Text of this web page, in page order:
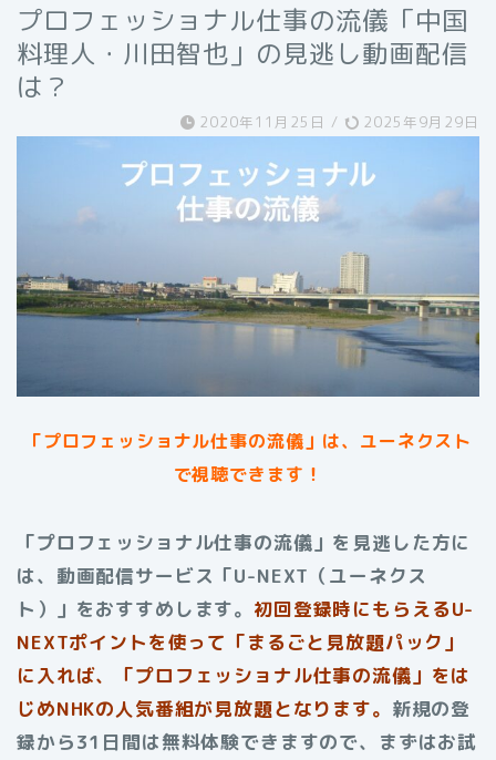
プロフェッショナル仕事の流儀「中国
料理人・川田智也」の見逃し動画配信
は？
2020年11月25日 / 2025年9月29日
「プロフェッショナル仕事の流儀」は、ユーネクスト
で視聴できます！
「プロフェッショナル仕事の流儀」を見逃した方に
は、動画配信サービス「U-NEXT（ユーネクス
ト）」をおすすめします。 初回登録時にもらえるU-
NEXTポイントを使って「まるごと見放題パック」
に入れば、「プロフェッショナル仕事の流儀」をは
じめNHKの人気番組が見放題となります。 新規の登
録から31日間は無料体験できますので、まずはお試